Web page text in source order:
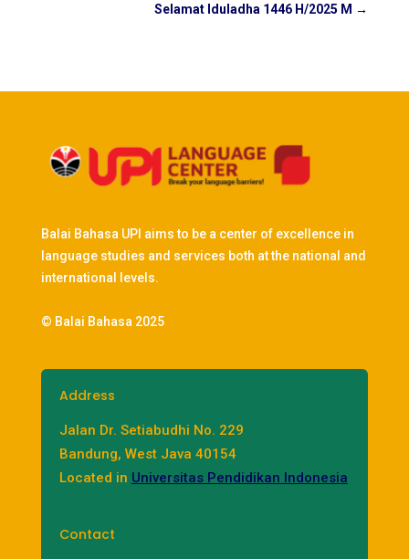
Selamat Iduladha 1446 H/2025 M →
Balai Bahasa UPI aims to be a center of excellence in
language studies and services both at the national and
international levels.
© Balai Bahasa 2025
Address
Jalan Dr. Setiabudhi No. 229
Bandung, West Java 40154
Located in Universitas Pendidikan Indonesia
Contact